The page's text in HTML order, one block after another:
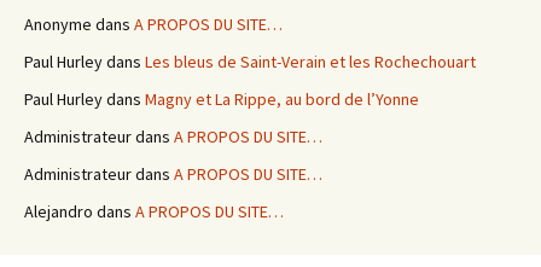
Anonyme dans A PROPOS DU SITE…
Paul Hurleydans Les bleus de Saint-Verain et les Rochechouart
Paul Hurleydans Magny et La Rippe, au bord de l’Yonne
Administrateurdans A PROPOS DU SITE…
Administrateurdans A PROPOS DU SITE…
Alejandro dans A PROPOS DU SITE…